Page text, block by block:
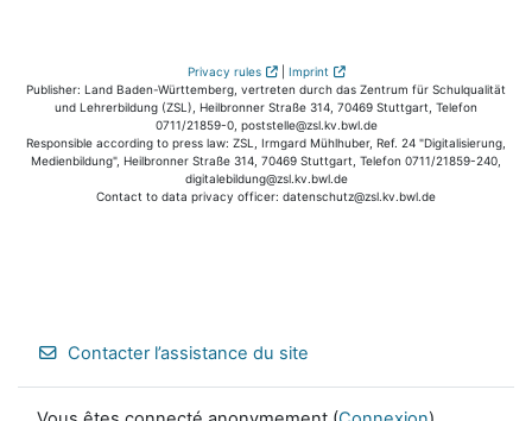
Privacy rules | Imprint
Publisher: Land Baden-Württemberg, vertreten durch das Zentrum für Schulqualität
und Lehrerbildung (ZSL), Heilbronner Straße 314, 70469 Stuttgart, Telefon
0711/21859-0, poststelle@zsl.kv.bwl.de
Responsible according to press law: ZSL, Irmgard Mühlhuber, Ref. 24 "Digitalisierung,
Medienbildung", Heilbronner Straße 314, 70469 Stuttgart, Telefon 0711/21859-240,
digitalebildung@zsl.kv.bwl.de
Contact to data privacy officer: datenschutz@zsl.kv.bwl.de
Contacter l’assistance du site